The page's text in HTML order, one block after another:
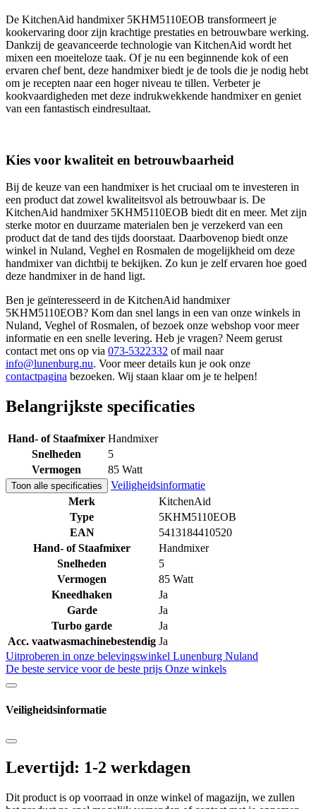
De KitchenAid handmixer 5KHM5110EOB transformeert je
kookervaring door zijn krachtige prestaties en betrouwbare werking.
Dankzij de geavanceerde technologie van KitchenAid wordt het
mixen een moeiteloze taak. Of je nu een beginnende kok of een
ervaren chef bent, deze handmixer biedt je de tools die je nodig hebt
om je recepten naar een hoger niveau te tillen. Verbeter je
kookvaardigheden met deze indrukwekkende handmixer en geniet
van een fantastisch eindresultaat.
Kies voor kwaliteit en betrouwbaarheid
Bij de keuze van een handmixer is het cruciaal om te investeren in
een product dat zowel kwaliteitsvol als betrouwbaar is. De
KitchenAid handmixer 5KHM5110EOB biedt dit en meer. Met zijn
sterke motor en duurzame materialen ben je verzekerd van een
product dat de tand des tijds doorstaat. Daarbovenop biedt onze
winkel in Nuland, Veghel en Rosmalen de mogelijkheid om deze
handmixer van dichtbij te bekijken. Zo kun je zelf ervaren hoe goed
deze handmixer in de hand ligt.
Ben je geïnteresseerd in de KitchenAid handmixer
5KHM5110EOB? Kom dan snel langs in een van onze winkels in
Nuland, Veghel of Rosmalen, of bezoek onze webshop voor meer
informatie en een snelle levering. Heb je vragen? Neem gerust
contact met ons op via 073-5322332 of mail naar
info@lunenburg.nu. Voor meer details kun je ook onze
contactpagina bezoeken. Wij staan klaar om je te helpen!
Belangrijkste specificaties
Hand- of Staafmixer Handmixer
Snelheden
5
Vermogen
85 Watt
Toon alle specificaties
Veiligheidsinformatie
Merk
KitchenAid
Type
5KHM5110EOB
EAN
5413184410520
Hand- of Staafmixer
Handmixer
Snelheden
5
Vermogen
85 Watt
Kneedhaken
Ja
Garde
Ja
Turbo garde
Ja
Acc. vaatwasmachinebestendig Ja
Uitproberen in onze belevingswinkel Lunenburg Nuland
De beste service voor de beste prijs Onze winkels
Veiligheidsinformatie
Levertijd: 1-2 werkdagen
Dit product is op voorraad in onze winkel of magazijn, we zullen